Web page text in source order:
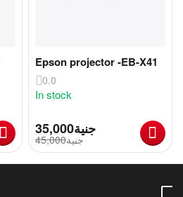
Epson projector -EB-X41
0.0
In stock
جنية35,000
جنية45,000